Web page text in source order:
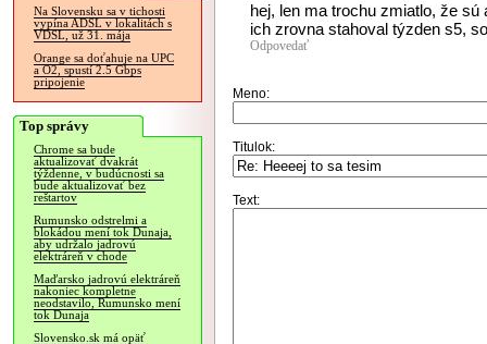
Na Slovensku sa v tichosti
vypína ADSL v lokalitách s
VDSL, už 31. mája
Orange sa doťahuje na UPC
a O2, spustí 2.5 Gbps
pripojenie
Top správy
Chrome sa bude
aktualizovať dvakrát
týždenne, v budúcnosti sa
bude aktualizovať bez
reštartov
Rumunsko odstrelmi a
blokádou mení tok Dunaja,
aby udržalo jadrovú
elektráreň v chode
Maďarsko jadrovú elektráreň
nakoniec kompletne
neodstavilo, Rumunsko mení
tok Dunaja
Slovensko.sk má opäť
hej, len ma trochu zmiatlo, že
ich zrovna stahoval týzden s5,
Odpovedať
Meno:
Titulok:
Text: